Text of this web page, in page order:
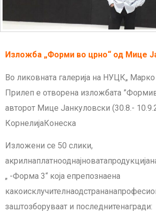
Изложба „Форми во црно“ од Мице
Во ликовната галерија на НУЦК„
Прилеп е отворена изложбата
авторот Мице Јанкуловски (30.8.-
КорнелијаКонеска
Изложени се 50 слики,
„ -Форма 3“ која епрепознаена
заштозборуваат и последнитенагради: